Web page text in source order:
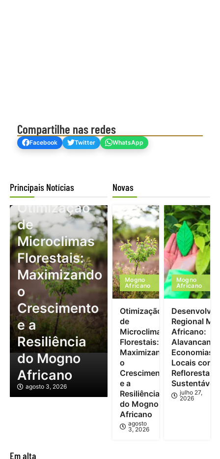
Compartilhe nas redes
Facebook Twitter WhatsApp
Principais Notícias
Mogno Africano
Otimização
de
Microclimas
Florestais:
Maximizando
o
Crescimento
e a
Resiliência
do Mogno
Africano
agosto 3, 2026
Novas
Mogno
Africano
Otimização
de
Microclimas
Florestais:
Maximizando
o
Crescimento
e a
Resiliência
do Mogno
Africano
agosto
3, 2026
Mogno
Africano
Regional
Africano:
Economias
Locais com
Sustentável
julho 27,
2026
Em alta